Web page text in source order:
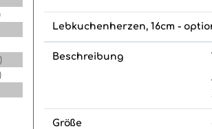
Lebkuchenherzen, 16cm -
Beschreibung
Größe